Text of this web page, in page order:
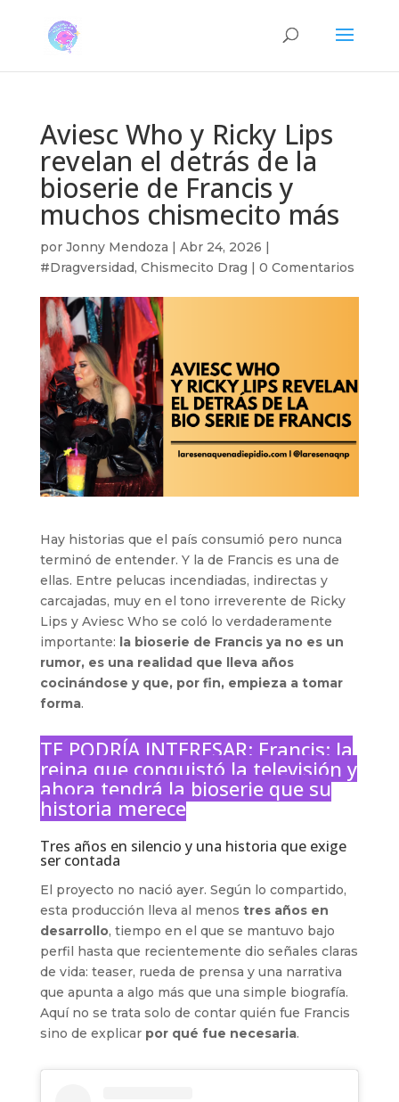
Aviesc Who y Ricky Lips
revelan el detrás de la
bioserie de Francis y
muchos chismecito más
por Jonny Mendoza | Abr 24, 2026 |
#Dragversidad, Chismecito Drag | 0 Comentarios
Hay historias que el país consumió pero nunca
terminó de entender. Y la de Francis es una de
ellas. Entre pelucas incendiadas, indirectas y
carcajadas, muy en el tono irreverente de Ricky
Lips y Aviesc Who se coló lo verdaderamente
importante: la bioserie de Francis ya no es un
rumor, es una realidad que lleva años
cocinándose y que, por fin, empieza a tomar
forma.
TE PODRÍA INTERESAR: Francis: la
reina que conquistó la televisión y
ahora tendrá la bioserie que su
historia merece
Tres años en silencio y una historia que exige
ser contada
El proyecto no nació ayer. Según lo compartido,
esta producción lleva al menos tres años en
desarrollo, tiempo en el que se mantuvo bajo
perfil hasta que recientemente dio señales claras
de vida: teaser, rueda de prensa y una narrativa
que apunta a algo más que una simple biografía.
Aquí no se trata solo de contar quién fue Francis
sino de explicar por qué fue necesaria.